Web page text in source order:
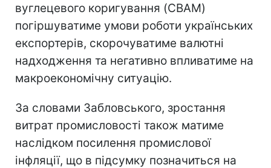
вуглецевого коригування (CBAM)
погіршуватиме умови роботи українських
експортерів, скорочуватиме валютні
надходження та негативно впливатиме на
макроекономічну ситуацію.
За словами Забловського, зростання
витрат промисловості також матиме
наслідком посилення промислової
інфляції, що в підсумку позначиться на